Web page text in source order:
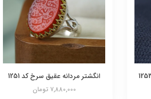
انگشتر مردانه عقیق سرخ کد 1251
7,880,000 تومان